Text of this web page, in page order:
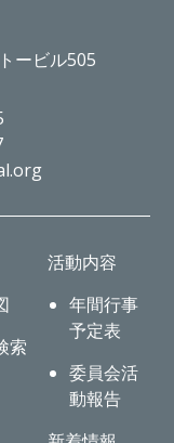
ービル505
索
活動内容
年間行事
予定表
委員会活
動報告